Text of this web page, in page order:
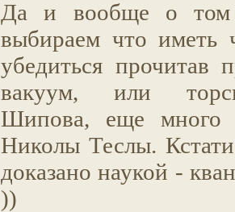
Да и вообще о
выбираем что иметь
убедиться прочитав
вакуум, или
Шипова, еще много
Николы Теслы.
доказано наукой -
))